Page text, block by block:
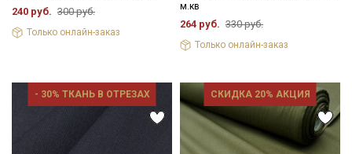
240 руб. 300 руб.
Только онлайн-заказ
м.кв
264 руб. 330 руб.
Только онлайн-заказ
- 30% ТКАНЬ В ОТРЕЗАХ СКИДКА 20% АКЦИЯ